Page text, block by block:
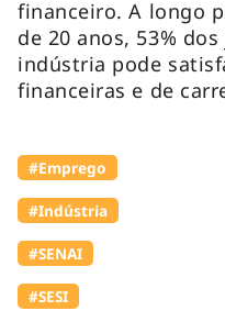
financeiro. A longo
de 20 anos, 53%
indústria pode
financeiras e de
#Emprego
#Indústria
#SENAI
#SESI